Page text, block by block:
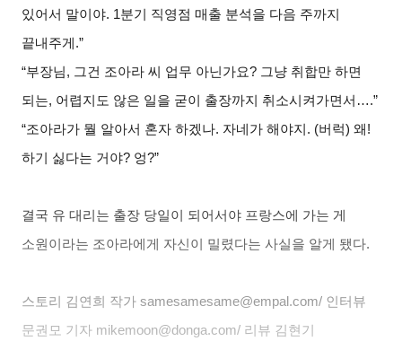
있어서 말이야. 1분기 직영점 매출 분석을 다음 주까지
끝내주게.”
“부장님, 그건 조아라 씨 업무 아닌가요? 그냥 취합만 하면
되는, 어렵지도 않은 일을 굳이 출장까지 취소시켜가면서….”
“조아라가 뭘 알아서 혼자 하겠나. 자네가 해야지. (버럭) 왜!
하기 싫다는 거야? 엉?”
결국 유 대리는 출장 당일이 되어서야 프랑스에 가는 게
소원이라는 조아라에게 자신이 밀렸다는 사실을 알게 됐다.
스토리 김연희 작가 samesamesame@empal.com/ 인터뷰
문권모 기자 mikemoon@donga.com/ 리뷰 김현기